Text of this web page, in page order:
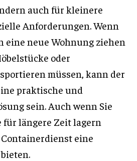
auch für kleinere
Anforderungen. Wenn
eine neue Wohnung ziehen
oder
müssen, kann der
praktische und
sein. Auch wenn Sie
für längere Zeit lagern
eine